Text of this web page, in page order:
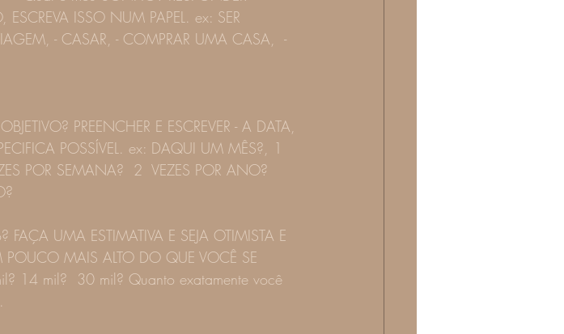
ISSO NUM PAPEL. ex: SER
- CASAR, - COMPRAR UMA CASA,  -
EU
PREENCHER E ESCREVER - A DATA,
POSSÍVEL. ex: DAQUI UM MÊS?, 1
POR SEMANA?  2  VEZES POR ANO?
UMA ESTIMATIVA E SEJA OTIMISTA E
POUCO MAIS ALTO DO QUE VOCÊ SE
14 mil?  30 mil? Quanto exatamente você